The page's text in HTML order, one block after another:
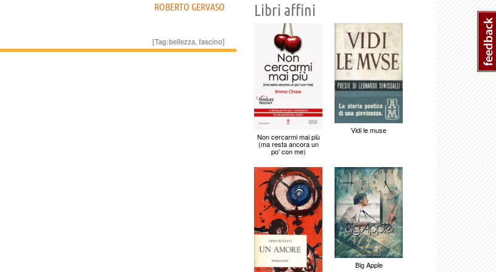
ROBERTO GERVASO
[Tag:bellezza,fascino]
Libri affini
Non cercarmi mai più
(ma resta ancora un
po' con me)
Vidi le muse
Big Apple